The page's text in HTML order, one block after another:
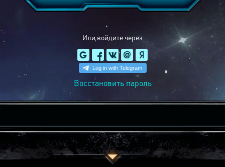
Или войдите через
Восстановить пароль